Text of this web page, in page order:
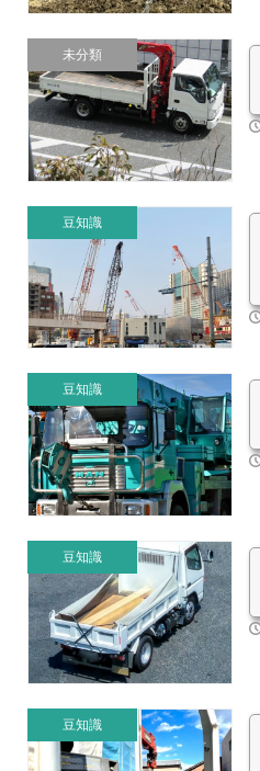
未分類
豆知識
豆知識
豆知識
豆知識